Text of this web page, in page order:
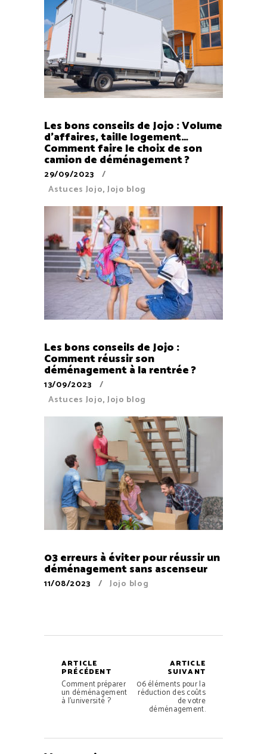
Les bons conseils de Jojo : Volume
d’affaires, taille logement…
Comment faire le choix de son
camion de déménagement ?
29/09/2023
Astuces Jojo, Jojo blog
Les bons conseils de Jojo :
Comment réussir son
déménagement à la rentrée ?
13/09/2023
Astuces Jojo, Jojo blog
03 erreurs à éviter pour réussir un
déménagement sans ascenseur
11/08/2023 Jojo blog
ARTICLE
PRÉCÉDENT
Comment préparer
un déménagement
à l’université ?
ARTICLE
SUIVANT
06 éléments pour la
réduction des coûts
de votre
déménagement.